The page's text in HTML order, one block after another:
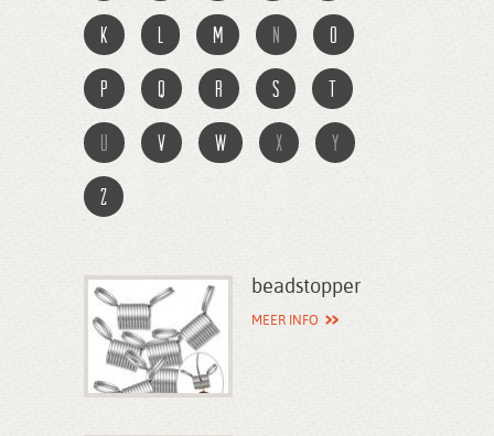
k l m n o
p q r s t
u v w x y
z
beadstopper
MEER INFO